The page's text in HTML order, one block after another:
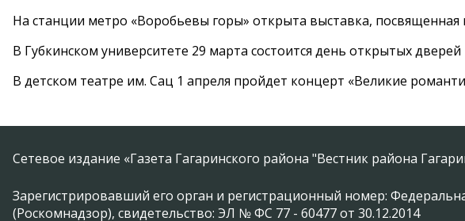
На станции метро «Воробьевы горы» открыта выставка,
В Губкинском университете 29 марта состоится день открытых дверей
В детском театре им. Сац 1 апреля пройдет концерт «Великие
Сетевое издание «Газета Гагаринского района "Вестник района
Зарегистрировавший его орган и регистрационный номер:
(Роскомнадзор), свидетельство: ЭЛ № ФС 77 - 60477 от 30.12.2014